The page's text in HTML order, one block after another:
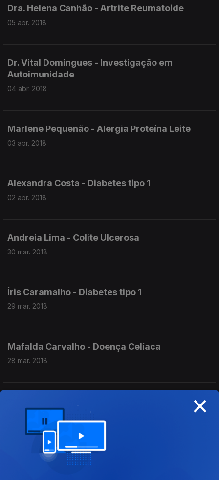
Dra. Helena Canhão - Artrite Reumatoide
05 abr. 2018
Dr. Vital Domingues - Investigação em
Autoimunidade
04 abr. 2018
Marlene Pequenão - Alergia Proteína Leite
03 abr. 2018
Alexandra Costa - Diabetes tipo 1
02 abr. 2018
Andreia Lima - Colite Ulcerosa
30 mar. 2018
Íris Caramalho - Diabetes tipo 1
29 mar. 2018
Mafalda Carvalho - Doença Celíaca
28 mar. 2018
Reumáticas
27 mar. 2018
Dra. Maria João Oliveira - Doenças da Tiroide
×